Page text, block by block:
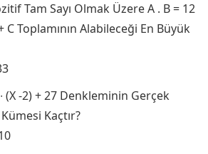
Tam Sayı Olmak Üzere A . B = 12
C Toplamının Alabileceği En Büyük
(X -2) + 27 Denkleminin Gerçek
Kaçtır?